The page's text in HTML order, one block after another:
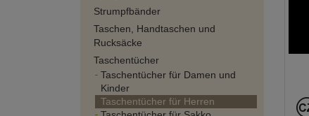
Strumpfbänder
Taschen, Handtaschen und
Rucksäcke
Taschentücher
Taschentücher für Damen und
Kinder
Taschentücher für Herren